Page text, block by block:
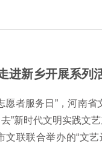
品牌活动，丰富了群
进新乡开展系列
愿者服务日”，河南
”新时代文明实践文
文联联合举办的“文